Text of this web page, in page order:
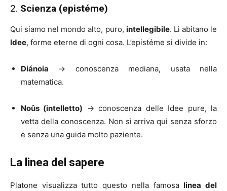
2. Scienza (epistéme)
Qui siamo nel mondo alto, puro, intellegibile. Lì abitano le
Idee, forme eterne di ogni cosa. L’epistéme si divide in:
Diánoia → conoscenza mediana, usata nella
matematica.
Noûs (intelletto) → conoscenza delle Idee pure, la
vetta della conoscenza. Non si arriva qui senza sforzo
e senza una guida molto paziente.
La linea del sapere
Platone visualizza tutto questo nella famosalinea del